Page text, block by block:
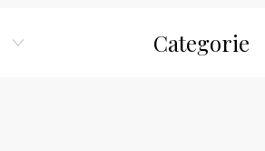
Categorie